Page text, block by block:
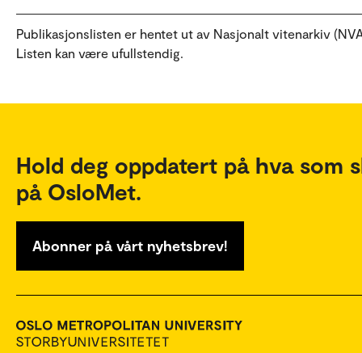
Publikasjonslisten er hentet ut av Nasjonalt vitenarkiv
Listen kan være ufullstendig.
Hold deg oppdatert på hva som
på OsloMet.
Abonner på vårt nyhetsbrev!